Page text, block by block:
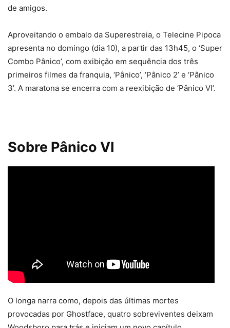
de amigos.
Aproveitando o embalo da Superestreia, o Telecine Pipoca
apresenta no domingo (dia 10), a partir das 13h45, o ‘Super
Combo Pânico’, com exibição em sequência dos três
primeiros filmes da franquia, ‘Pânico’, ‘Pânico 2’ e ‘Pânico
3’. A maratona se encerra com a reexibição de ‘Pânico VI’.
Sobre Pânico VI
O longa narra como, depois das últimas mortes
provocadas por Ghostface, quatro sobreviventes deixam